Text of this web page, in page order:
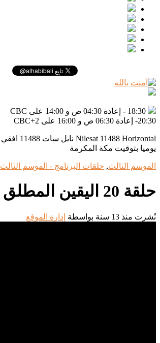
20:30- إعادة 06:30 ص و 16:00 على CBC+2
Nilesat 11488 Horizontal نايل سات 11488 افقي
يوميا بتوقيت مكة المكرمة
الموسم الثالث, حلقات البرنامج - الموسم الثالث
حلقة 20 اليقين المطلق والنسبية المطلقة الجزء 2
نُشرت منذ 13 سنة بواسطة إدارة الموقع